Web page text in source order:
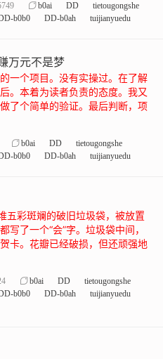
b0ai DD
tietougongshe
b0b0 DD-b0ah tuijianyuedu
万元不是梦
一个项目。没有实操过。在了解
。本着为读者负责的态度。我又
了个简单的验证。最后判断，项
b0ai DD
tietougongshe
b0b0 DD-b0ah tuijianyuedu
五彩斑斓的破旧垃圾袋，被放置
写了一个“会”字。垃圾袋中间，
卡。花瓣已经破损，但还顽强地
b0ai DD
tietougongshe
b0b0 DD-b0ah
tuijianyuedu